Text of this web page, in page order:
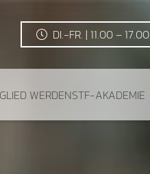
DI.-FR. | 11.00 – 17.00
WERDENSTF-AKADEMIE